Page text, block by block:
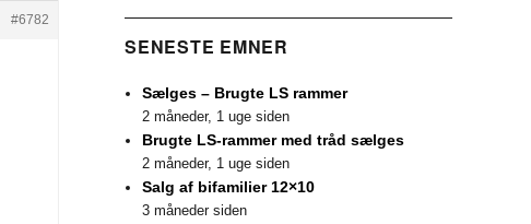
#6782
SENESTE EMNER
Sælges – Brugte LS rammer
2 måneder, 1 uge siden
Brugte LS-rammer med tråd sælges
2 måneder, 1 uge siden
Salg af bifamilier 12×10
3 måneder siden